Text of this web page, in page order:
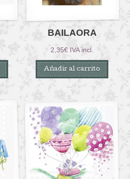
BAILAORA
2,35€ IVA incl.
Añadir al carrito